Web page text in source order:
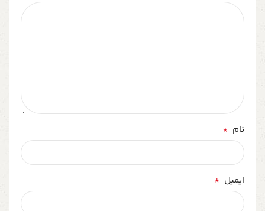
نام *
ایمیل *